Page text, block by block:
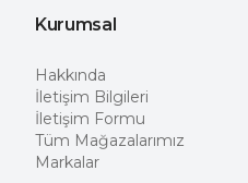
Kurumsal
Hakkında
İletişim Bilgileri
İletişim Formu
Tüm Mağazalarımız
Markalar